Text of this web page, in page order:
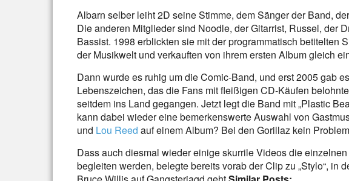
Albarn selber leiht 2D seine Stimme, dem Sänger der Band,
Die anderen Mitglieder sind Noodle, der Gitarrist, Russel, der
Bassist. 1998 erblickten sie mit der programmatisch betitelten
der Musikwelt und verkauften von ihrem ersten Album gleich
Dann wurde es ruhig um die Comic-Band, und erst 2005 gab
Lebenszeichen, das die Fans mit fleißigen CD-Käufen
seitdem ins Land gegangen. Jetzt legt die Band mit „Plastic
kann dabei wieder eine bemerkenswerte Auswahl von
und Lou Reed auf einem Album? Bei den Gorillaz kein
Dass auch diesmal wieder einige skurrile Videos die
begleiten werden, belegte bereits vorab der Clip zu „Stylo“, in